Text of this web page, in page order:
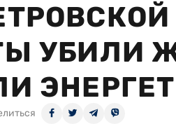
УБИЛИ